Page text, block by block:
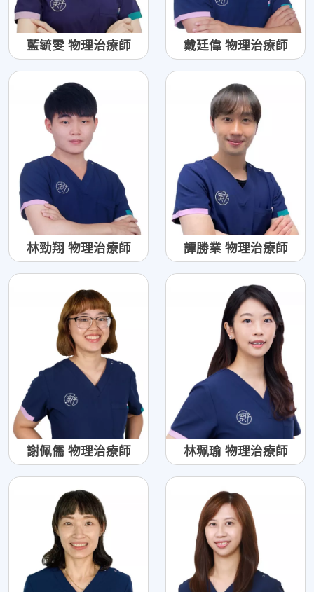
藍毓雯 物理治療師 戴廷偉 物理治療師
林勁翔 物理治療師 譚勝業 物理治療師
謝佩儒 物理治療師 林珮瑜 物理治療師